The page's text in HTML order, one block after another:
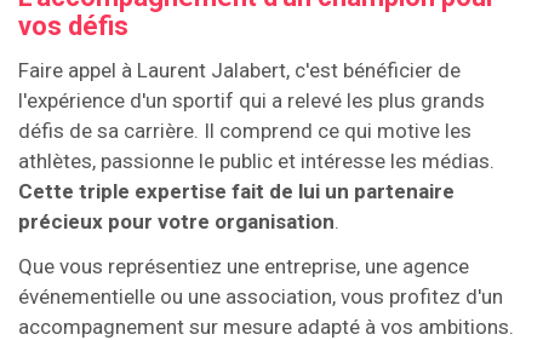
vos défis
Faire appel à Laurent Jalabert, c'est bénéficier de
l'expérience d'un sportif qui a relevé les plus grands
défis de sa carrière. Il comprend ce qui motive les
athlètes, passionne le public et intéresse les médias.
Cette triple expertise fait de lui un partenaire
précieux pour votre organisation.
Que vous représentiez une entreprise, une agence
événementielle ou une association, vous profitez d'un
accompagnement sur mesure adapté à vos ambitions.